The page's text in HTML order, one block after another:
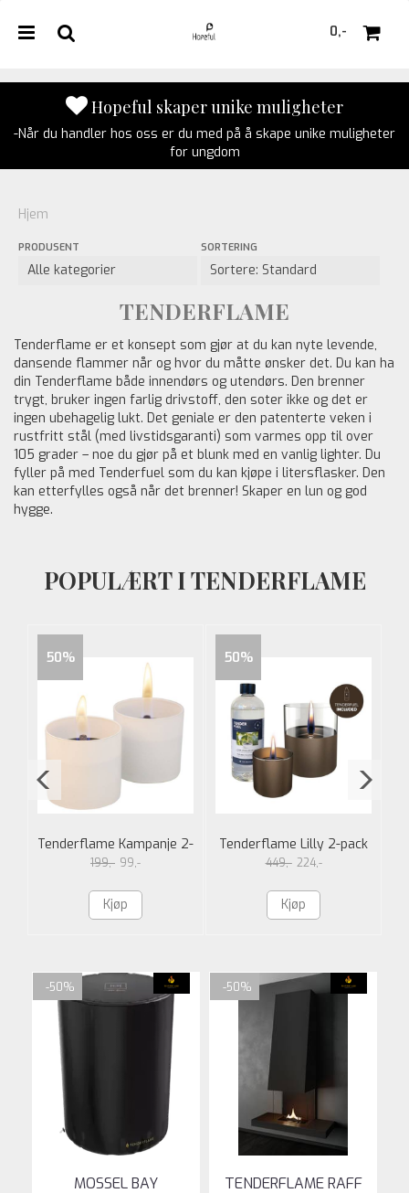
0,-
Hopeful skaper unike muligheter
-Når du handler hos oss er du med på å skape unike muligheter
for ungdom
Hjem
PRODUSENT SORTERING
TENDERFLAME
Tenderflame er et konsept som gjør at du kan nyte levende,
dansende flammer når og hvor du måtte ønsker det. Du kan ha
din Tenderflame både innendørs og utendørs. Den brenner
trygt, bruker ingen farlig drivstoff, den soter ikke og det er
ingen ubehagelig lukt. Det geniale er den patenterte veken i
rustfritt stål (med livstidsgaranti) som varmes opp til over
105 grader – noe du gjør på et blunk med en vanlig lighter. Du
fyller på med Tenderfuel som du kan kjøpe i litersflasker. Den
kan etterfylles også når det brenner! Skaper en lun og god
hygge.
POPULÆRT I TENDERFLAME
50%
Tenderflame Kampanje 2-
pak Lilly 8cm White
199,- 99,-
Kjøp
50%
Tenderflame Lilly 2-pack
Chocolate
449,- 224,-
Kjøp
-50%
MOSSEL BAY
-50%
TENDERFLAME RAFF